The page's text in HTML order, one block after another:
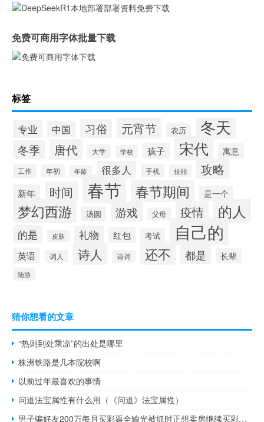
免费可商用字体批量下载
标签
专业 中国 习俗 元宵节 农历 冬天
冬季 唐代 大学 学校 孩子 宋代 寓意
工作 年初 年龄 很多人 手机 技能 攻略
新年 时间 春节 春节期间 是一个
梦幻西游 汤圆 游戏 父母 疫情 的人
的是 皮肤 礼物 红包 考试 自己的
英语 词人 诗人 诗词 还不 都是 长辈
陆游
猜你想看的文章
“热则到处乘凉”的出处是哪里
株洲铁路是几本院校啊
以前过年最喜欢的事情
问道法宝属性有什么用（《问道》法宝属性）
男子骗好友200万每月买彩票全输光被抓时正想卖房继续买彩票 到底什么情况呢